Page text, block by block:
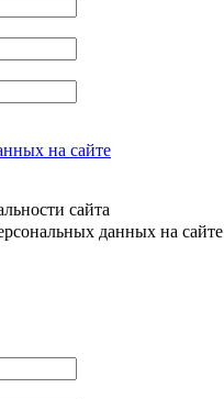
на сайте
сайта
данных на сайте